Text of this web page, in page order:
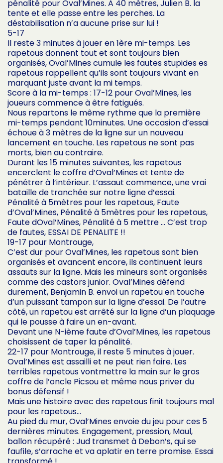
pénalité pour Oval’Mines. A 40 mètres, Julien B. la
tente et elle passe entre les perches. La
déstabilisation n’a aucune prise sur lui !
5-17
Il reste 3 minutes à jouer en 1ère mi-temps. Les
rapetous donnent tout et sont toujours bien
organisés, Oval’Mines cumule les fautes stupides es
rapetous rappellent qu’ils sont toujours vivant en
marquant juste avant la mi temps.
Score à la mi-temps : 17-12 pour Oval’Mines, les
joueurs commence à être fatigués.
Nous repartons le même rythme que la première
mi-temps pendant 10minutes. Une occasion d’essai
échoue à 3 mètres de la ligne sur un nouveau
lancement en touche. Les rapetous ne sont pas
morts, bien au contraire.
Durant les 15 minutes suivantes, les rapetous
encerclent le coffre d’Oval’Mines et tente de
pénétrer à l’intérieur. L’assaut commence, une vrai
bataille de tranchée sur notre ligne d’essai.
Pénalité à 5mètres pour les rapetous, Faute
d’Oval’Mines, Pénalité à 5mètres pour les rapetous,
Faute dOval’Mines, Pénalité à 5 mettre … C’est trop
de fautes, ESSAI DE PENALITE !!
19-17 pour Montrouge,
C’est dur pour Oval’Mines, les rapetous sont bien
organisés et avancent encore, ils continuent leurs
assauts sur la ligne. Mais les mineurs sont organisés
comme des castors junior. Oval’Mines défend
durement, Benjamin B. envoi un rapetou en touche
d’un puissant tampon sur la ligne d’essai. De l’autre
côté, un rapetou est arrêté sur la ligne d’un plaquage
qui le pousse à faire un en-avant.
Devant une N-ième faute d’Oval’Mines, les rapetous
choisissent de taper la pénalité.
22-17 pour Montrouge, il reste 5 minutes à jouer.
Oval’Mines est assailli et ne peut rien faire. Les
terribles rapetous vontmettre la main sur le gros
coffre de l’oncle Picsou et même nous priver du
bonus défensif !
Mais une histoire avec des rapetous finit toujours mal
pour les rapetous…
Au pied du mur, Oval’Mines envoie du jeu pour ces 5
dernières minutes. Engagement, pression, Maul,
ballon récupéré : Jud transmet à Debon’s, qui se
faufile, s’arrache et va aplatir en terre promise. Essai